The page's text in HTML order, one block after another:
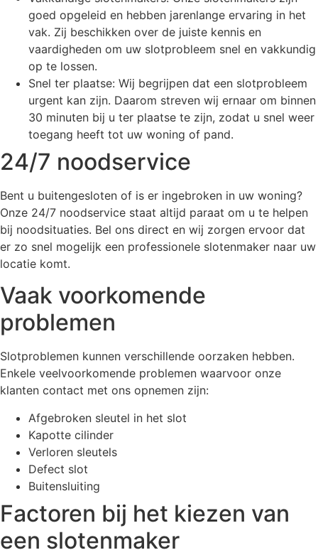
goed opgeleid en hebben jarenlange ervaring in het
vak. Zij beschikken over de juiste kennis en
vaardigheden om uw slotprobleem snel en vakkundig
op te lossen.
Snel ter plaatse: Wij begrijpen dat een slotprobleem
urgent kan zijn. Daarom streven wij ernaar om binnen
30 minuten bij u ter plaatse te zijn, zodat u snel weer
toegang heeft tot uw woning of pand.
24/7 noodservice
Bent u buitengesloten of is er ingebroken in uw woning?
Onze 24/7 noodservice staat altijd paraat om u te helpen
bij noodsituaties. Bel ons direct en wij zorgen ervoor dat
er zo snel mogelijk een professionele slotenmaker naar uw
locatie komt.
Vaak voorkomende
problemen
Slotproblemen kunnen verschillende oorzaken hebben.
Enkele veelvoorkomende problemen waarvoor onze
klanten contact met ons opnemen zijn:
Afgebroken sleutel in het slot
Kapotte cilinder
Verloren sleutels
Defect slot
Buitensluiting
Factoren bij het kiezen van
een slotenmaker